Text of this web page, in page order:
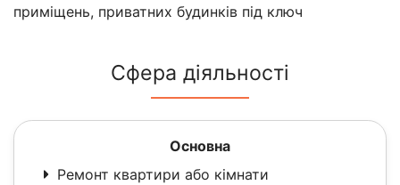
приміщень, приватних будинків під ключ
Сфера діяльності
Основна
Ремонт квартири або кімнати